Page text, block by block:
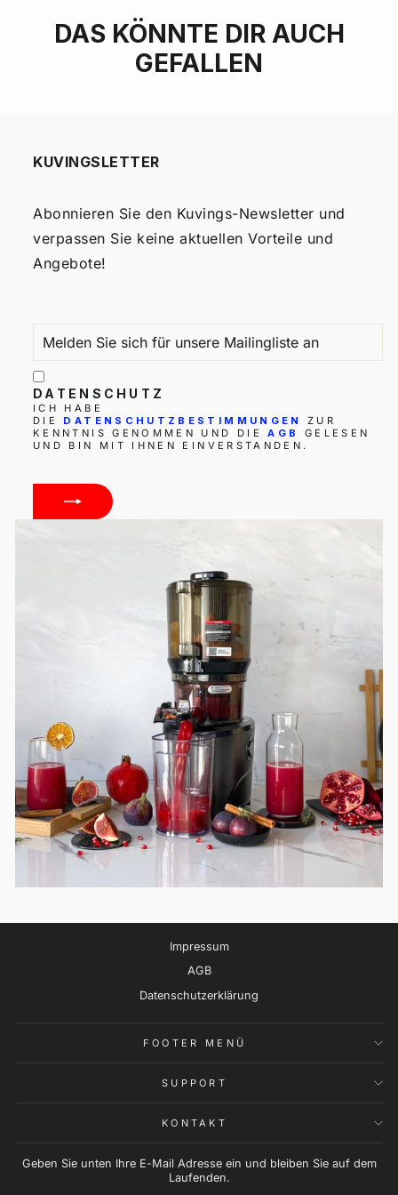
DAS KÖNNTE DIR AUCH
GEFALLEN
KUVINGSLETTER
Abonnieren Sie den Kuvings-Newsletter und
verpassen Sie keine aktuellen Vorteile und
Angebote!
MELDEN
SIE
UNSERE
MAILINGLISTE
AN
ABONNIEREN
DATENSCHUTZ
ICH HABE
DIE DATENSCHUTZBESTIMMUNGEN
ZUR
KENNTNIS GENOMMEN UND DIEAGB
GELESEN
UND BIN MIT IHNEN EINVERSTANDEN.
Impressum
AGB
Datenschutzerklärung
FOOTER MENÜ
SUPPORT
KONTAKT
Geben Sie unten Ihre E-Mail Adresse ein und bleiben Sie auf dem
Laufenden.